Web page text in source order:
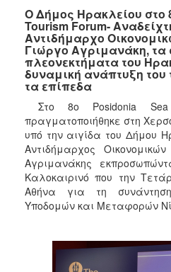
ΕΠΙΣΚΕΠΤΗΣ
ΗΡΑΚΛΕΙΟ
Ο Δήμος Ηρακλείου στο
Tourism Forum-
Αντιδήμαρχο
Γιώργο Αγριμανάκη, τα
πλεονεκτήματα του
δυναμική ανάπτυξη
τα επίπεδα
Στο 8ο Posidonia
πραγματοποιήθηκε στη
υπό την αιγίδα του Δήμου
Αντιδήμαρχος
Αγριμανάκης
Καλοκαιρινό που την
Αθήνα για τη
Υποδομών και Μεταφορών